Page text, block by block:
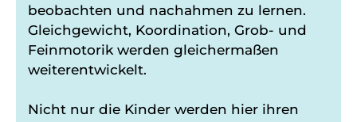
beobachten und nachahmen zu lernen.
Gleichgewicht, Koordination, Grob- und
Feinmotorik werden gleichermaßen
weiterentwickelt.
Nicht nur die Kinder werden hier ihren